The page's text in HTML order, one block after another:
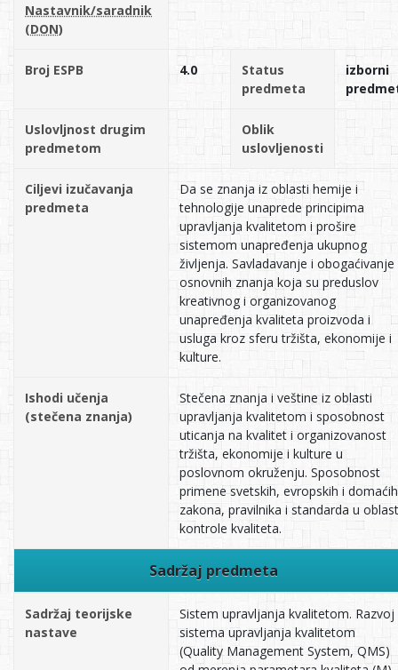
Nastavnik/saradnik
(DON)
Broj ESPB 4.0
Status
predmeta
izborni
Uslovljnost drugim
predmetom
Oblik
uslovljenosti
Ciljevi izučavanja
predmeta
Da se znanja iz oblasti hemije i
tehnologije unaprede principima
upravljanja kvalitetom i prošire
sistemom unapređenja ukupnog
življenja. Savladavanje i obogaćivanje
osnovnih znanja koja su preduslov
kreativnog i organizovanog
unapređenja kvaliteta proizvoda i
usluga kroz sferu tržišta, ekonomije i
kulture.
Ishodi učenja
(stečena znanja)
Stečena znanja i veštine iz oblasti
upravljanja kvalitetom i sposobnost
uticanja na kvalitet i organizovanost
tržišta, ekonomije i kulture u
poslovnom okruženju. Sposobnost
primene svetskih, evropskih i domaćih
zakona, pravilnika i standarda u
kontrole kvaliteta.
Sadržaj predmeta
Sadržaj teorijske
nastave
Sistem upravljanja kvalitetom. Razvoj
sistema upravljanja kvalitetom
(Quality Management System, QMS)